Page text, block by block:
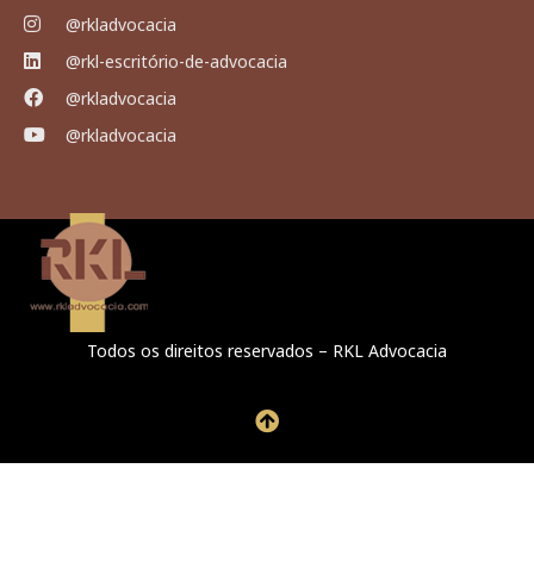
@rkladvocacia
@rkl-escritório-de-advocacia
@rkladvocacia
@rkladvocacia
Todos os direitos reservados – RKL Advocacia